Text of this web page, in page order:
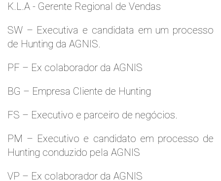
K.L.A - Gerente Regional de Vendas
SW – Executiva e candidata em um processo
de Hunting da AGNIS.
PF – Ex colaborador da AGNIS
BG – Empresa Cliente de Hunting
FS – Executivo e parceiro de negócios.
PM – Executivo e candidato em processo de
Hunting conduzido pela AGNIS
VP – Ex colaborador da AGNIS